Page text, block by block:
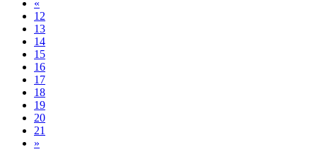
«
12
13
14
15
16
17
18
19
20
21
»